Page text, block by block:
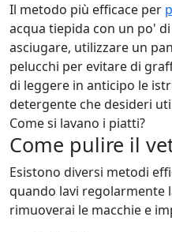
Il metodo più efficace per
acqua tiepida con un po'
asciugare, utilizzare un
pelucchi per evitare di
di leggere in anticipo le
detergente che desideri
Come si lavano i piatti?
Come pulire il
Esistono diversi metodi
quando lavi regolarmente
rimuoverai le macchie e